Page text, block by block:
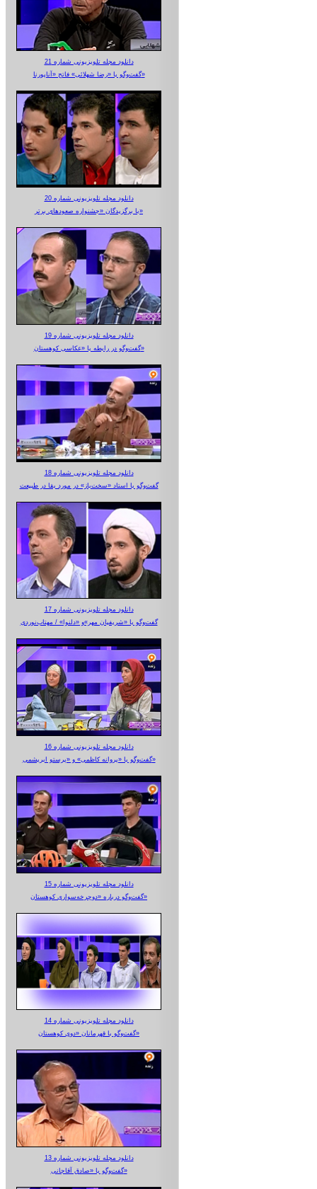
دانلود مجله تلویزیونی شماره 21
گفت‌وگو با «رضا شهلائی» فاتح «آناپورنا»
دانلود مجله تلویزیونی شماره 20
با برگزیدگان «جشنواره صعودهای برتر»
دانلود مجله تلویزیونی شماره 19
گفت‌وگو در رابطه با «عکاسی کوهستان»
دانلود مجله تلویزیونی شماره 18
گفت‌وگو با استاد «سخت‌باز» در مورد بقا در طبیعت
دانلود مجله تلویزیونی شماره 17
گفت‌وگو با «شریفیان مهر»‌و «دلنوا» / مهتاب‌نوردی
دانلود مجله تلویزیونی شماره 16
گفت‌وگو با «پروانه کاظمی» و «پرستو‌ ابریشمی»
دانلود مجله تلویزیونی شماره 15
گفت‌وگو درباره «دوچرخه‌سواری کوهستان»
دانلود مجله تلویزیونی شماره 14
گفت‌وگو با قهرمانان «دوی کوهستان»
دانلود مجله تلویزیونی شماره 13
گفت‌وگو با «صادق آقاجانی»